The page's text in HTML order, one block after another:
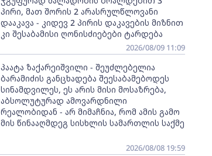
პირი, მათ შორის 2 არასრულწლოვანი
დააკავა - კიდევ 2 პირის დაკავების მიზნით
კი შესაბამისი ღონისძიებები ტარდება
2026/08/09 11:09
პაატა ზაქარეიშვილი - შეუძლებელია
ბარამიძის განცხადება შეესაბამებოდეს
სინამდვილეს, ეს არის მისი მოსაზრება,
აბსოლუტურად ამოვარდნილი
რეალობიდან - არ მიმაჩნია, რომ ამის გამო
მის წინააღმდეგ სისხლის სამართლის საქმე
2026/08/08 19:59